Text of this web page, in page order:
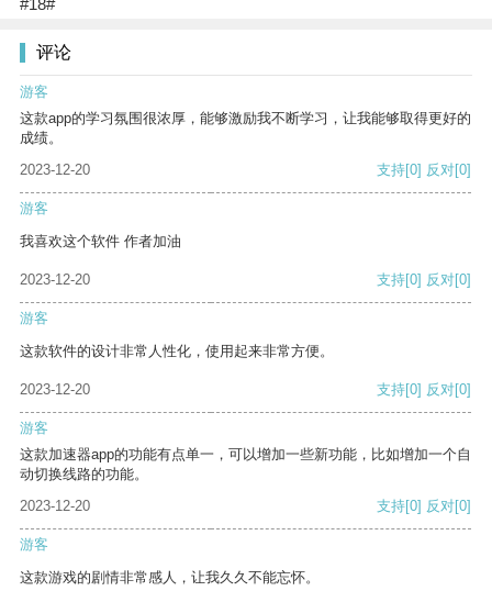
#18#
评论
游客
这款app的学习氛围很浓厚，能够激励我不断学习，让我能够取得更好的
成绩。
2023-12-20
支持[0] 反对[0]
游客
我喜欢这个软件 作者加油
2023-12-20 支持[0] 反对[0]
游客
这款软件的设计非常人性化，使用起来非常方便。
2023-12-20 支持[0] 反对[0]
游客
这款加速器app的功能有点单一，可以增加一些新功能，比如增加一个自
动切换线路的功能。
2023-12-20
支持[0] 反对[0]
游客
这款游戏的剧情非常感人，让我久久不能忘怀。